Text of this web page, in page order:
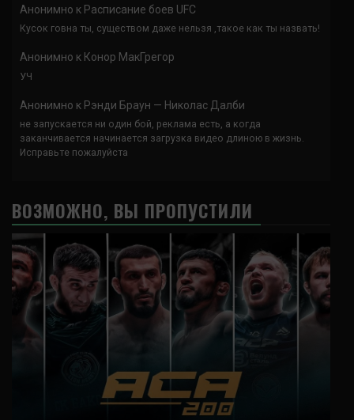
Анонимно к Расписание боев UFC
Кусок говна ты, существом даже нельзя ,такое как ты назвать!
Анонимно к Конор МакГрегор
УЧ
Анонимно к Рэнди Браун — Николас Далби
не запускается ни один бой, реклама есть, а когда
заканчивается начинается загрузка видео длиною в жизнь.
Исправьте пожалуйста
ВОЗМОЖНО, ВЫ ПРОПУСТИЛИ